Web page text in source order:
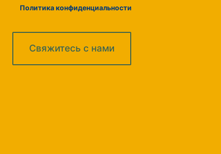
Политика конфиденциальности
Свяжитесь с нами